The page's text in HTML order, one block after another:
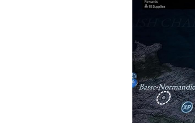
El gameplay
El Sistema de
Esta es la
para
Suprimido: Si